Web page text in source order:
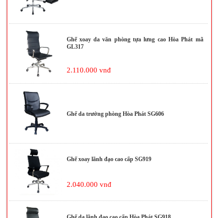
Ghế xoay da văn phòng tựa lưng cao Hòa Phát mã
GL317
2.110.000 vnđ
Ghế da trưởng phòng Hòa Phát SG606
Ghế xoay lãnh đạo cao cấp SG919
2.040.000 vnđ